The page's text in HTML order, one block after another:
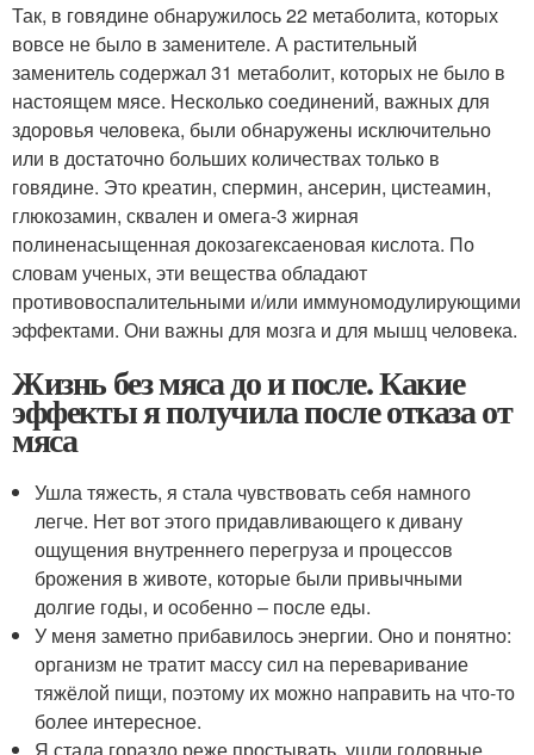
Так, в говядине обнаружилось 22 метаболита, которых
вовсе не было в заменителе. А растительный
заменитель содержал 31 метаболит, которых не было в
настоящем мясе. Несколько соединений, важных для
здоровья человека, были обнаружены исключительно
или в достаточно больших количествах только в
говядине. Это креатин, спермин, ансерин, цистеамин,
глюкозамин, сквален и омега-3 жирная
полиненасыщенная докозагексаеновая кислота. По
словам ученых, эти вещества обладают
противовоспалительными и/или иммуномодулирующими
эффектами. Они важны для мозга и для мышц человека.
Жизнь без мяса до и после. Какие
эффекты я получила после отказа от
мяса
Ушла тяжесть, я стала чувствовать себя намного
легче. Нет вот этого придавливающего к дивану
ощущения внутреннего перегруза и процессов
брожения в животе, которые были привычными
долгие годы, и особенно – после еды.
У меня заметно прибавилось энергии. Оно и понятно:
организм не тратит массу сил на переваривание
тяжёлой пищи, поэтому их можно направить на что-то
более интересное.